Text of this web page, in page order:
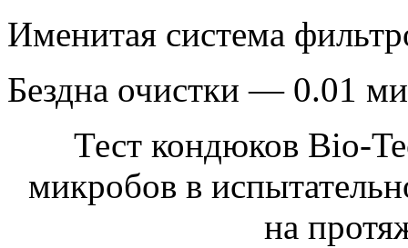
Именитая система
Бездна очистки — 0.01
Тест кондюков Bio-
микробов в
на